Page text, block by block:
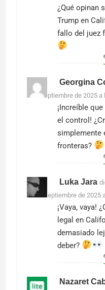
¿Qué opinan
Trump en
fallo del juez
Georgina
4 de septiembre de 2025 a
¡Increíble
el control!
simplemente
fronteras?
Luka Jara
28 de septiembre de 2025
¡Vaya, vaya!
legal en
demasiado
deber?
Nazaret